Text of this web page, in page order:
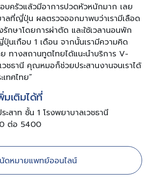
บครัวแล้วมีอาการปวดหัวหนักมาก เลย
าลที่ญี่ปุ่น ผลตรวจออกมาพบว่าเรามีเลือด
กษาโดยการผ่าตัด และใช้เวลานอนพัก
นเกือบ 1 เดือน จากนั้นเรามีความคิด
ทางสถานทูตไทยได้แนะนำบริการ V-
ชธานี คุณหมอก็ช่วยประสานงานจนเราได้
ทศไทย”
เติมได้ที่
ะสาท ชั้น 1 โรงพยาบาลเวชธานี
ต่อ 5400
นัดหมายแพทย์ออนไลน์